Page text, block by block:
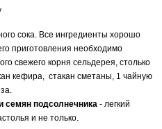
сока. Все ингредиенты хорошо
приготовления необходимо
свежего корня сельдерея, столько
кефира, стакан сметаны, 1 чайную
семян подсолнечника - легкий
и не только.